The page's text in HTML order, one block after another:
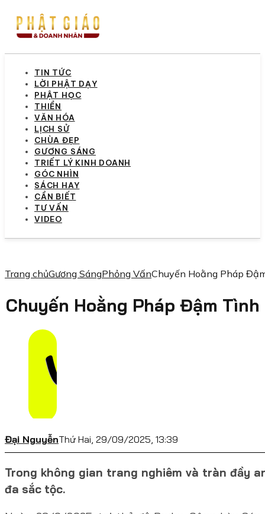
TIN TỨC
LỜI PHẬT DẠY
PHẬT HỌC
THIỀN
VĂN HÓA
LỊCH SỬ
CHÙA ĐẸP
GƯƠNG SÁNG
TRIẾT LÝ KINH DOANH
GÓC NHÌN
SÁCH HAY
CẦN BIẾT
TƯ VẤN
VIDEO
Trang chủGương SángPhỏng VấnChuyến Hoằng Pháp
Chuyến Hoằng Pháp Đậm
Đại NguyễnThứ Hai, 29/09/2025, 13:39
Trong không gian trang nghiêm và tràn đầy
đa sắc tộc.